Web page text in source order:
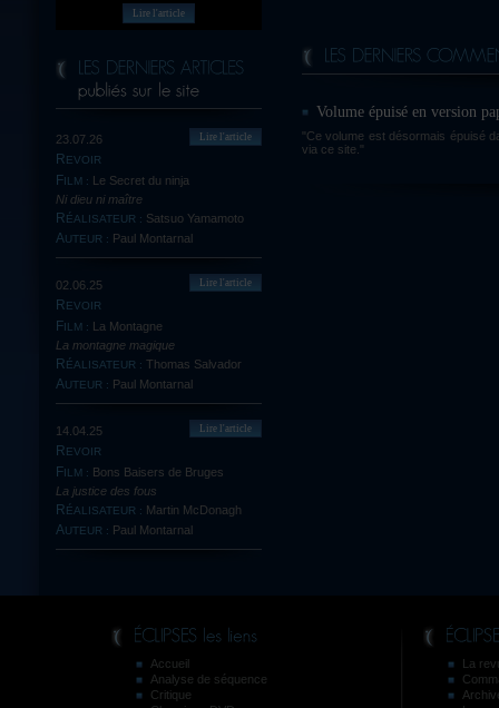
Lire l'article
23.07.26
REVOIR
FILM : Le Secret du ninja
Ni dieu ni maître
RÉALISATEUR : Satsuo Yamamoto
AUTEUR : Paul Montarnal
Lire l'article
02.06.25
REVOIR
FILM : La Montagne
La montagne magique
RÉALISATEUR : Thomas Salvador
AUTEUR : Paul Montarnal
Lire l'article
14.04.25
REVOIR
FILM : Bons Baisers de Bruges
La justice des fous
RÉALISATEUR : Martin McDonagh
AUTEUR : Paul Montarnal
Lire l'article
Volume épuisé en version
"Ce volume est désormais épuisé
via ce site."
Accueil
Analyse de séquence
Critique
La